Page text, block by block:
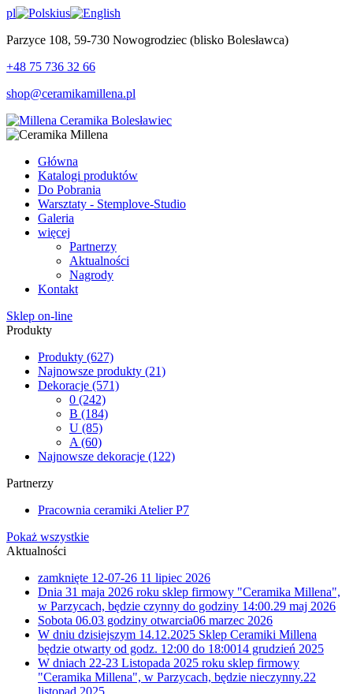
pl
us
Parzyce 108, 59-730 Nowogrodziec (blisko Bolesławca)
+48 75 736 32 66
shop@ceramikamillena.pl
Główna
Katalogi produktów
Do Pobrania
Warsztaty - Stemplove-Studio
Galeria
więcej
Partnerzy
Aktualności
Nagrody
Kontakt
Sklep on-line
Produkty
Produkty (627)
Najnowsze produkty (21)
Dekoracje (571)
0 (242)
B (184)
U (85)
A (60)
Najnowsze dekoracje (122)
Partnerzy
Pracownia ceramiki Atelier P7
Pokaż wszystkie
Aktualności
zamknięte 12-07-26 11 lipiec 2026
Dnia 31 maja 2026 roku sklep firmowy "Ceramika Millena",
w Parzycach, będzie czynny do godziny 14:00.29 maj 2026
Sobota 06.03 godziny otwarcia06 marzec 2026
W dniu dzisiejszym 14.12.2025 Sklep Ceramiki Millena
będzie otwarty od godz. 12:00 do 18:0014 grudzień 2025
W dniach 22-23 Listopada 2025 roku sklep firmowy
"Ceramika Millena", w Parzycach, będzie nieczynny.22
listopad 2025